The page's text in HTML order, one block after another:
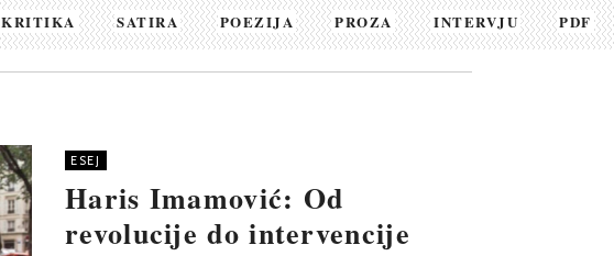
KRITIKA SATIRA POEZIJA PROZA INTERVJU PDF
ESEJ
Haris Imamović: Od
revolucije do intervencije